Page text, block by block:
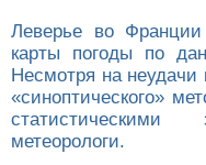
Леверье во
карты погоды по
Несмотря на
«синоптического»
статистическими
метеорологи.